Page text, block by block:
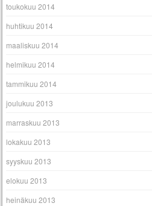
toukokuu 2014
huhtikuu 2014
maaliskuu 2014
helmikuu 2014
tammikuu 2014
joulukuu 2013
marraskuu 2013
lokakuu 2013
syyskuu 2013
elokuu 2013
heinäkuu 2013